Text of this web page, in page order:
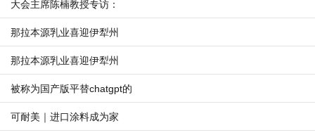
大会主席陈楠教授专访：
那拉本源乳业喜迎伊犁州
那拉本源乳业喜迎伊犁州
被称为国产版平替chatgpt的
可耐美｜进口涂料成为家